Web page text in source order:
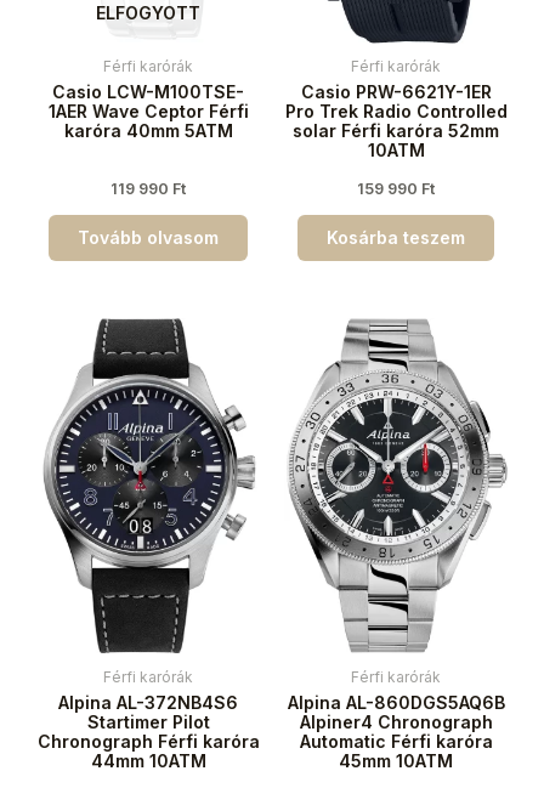
ELFOGYOTT
Férfi karórák
Casio LCW-M100TSE-
1AER Wave Ceptor Férfi
karóra 40mm 5ATM
119 990 Ft
Tovább olvasom
Férfi karórák
Casio PRW-6621Y-1ER
Pro Trek Radio Controlled
solar Férfi karóra 52mm
10ATM
159 990 Ft
Kosárba teszem
Férfi karórák
Alpina AL-372NB4S6
Startimer Pilot
Chronograph Férfi karóra
44mm 10ATM
Férfi karórák
Alpina AL-860DGS5AQ6B
Alpiner4 Chronograph
Automatic Férfi karóra
45mm 10ATM